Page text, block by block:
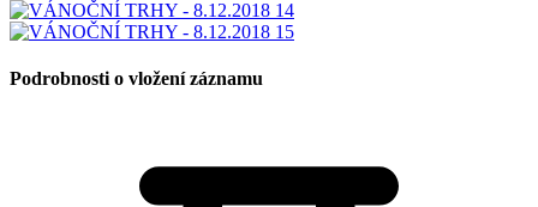
Podrobnosti o vložení záznamu